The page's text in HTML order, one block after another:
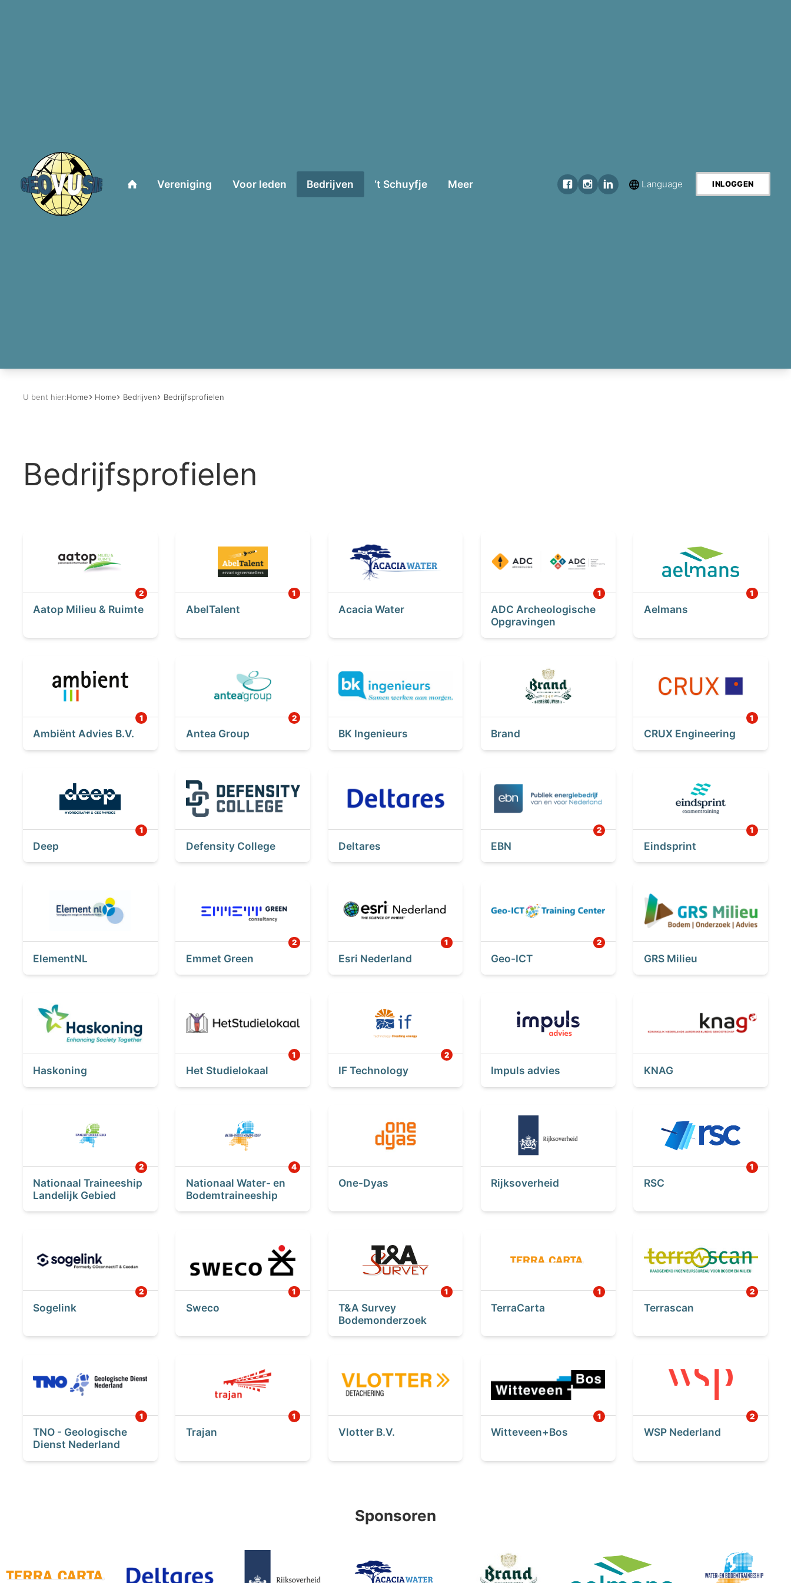
INLOGGEN
Language
U bent hier:Home Home Bedrijven Bedrijfsprofielen
Bedrijfsprofielen
Aatop Milieu & Ruimte AbelTalent Acacia Water
ADC Archeologische
Opgravingen
Aelmans
Ambiënt Advies B.V. Antea Group BK Ingenieurs Brand CRUX Engineering
Deep Defensity College Deltares EBN Eindsprint
ElementNL Emmet Green Esri Nederland Geo-ICT GRS Milieu
Haskoning Het Studielokaal IF Technology Impuls advies KNAG
Nationaal Traineeship
Landelijk Gebied
Nationaal Water- en
Bodemtraineeship
One-Dyas Rijksoverheid RSC
Sogelink Sweco
T&A Survey
Bodemonderzoek
TerraCarta Terrascan
TNO - Geologische
Dienst Nederland
Trajan Vlotter B.V. Witteveen+Bos WSP Nederland
Sponsoren